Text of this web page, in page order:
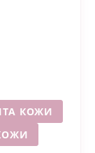
КОЖИ